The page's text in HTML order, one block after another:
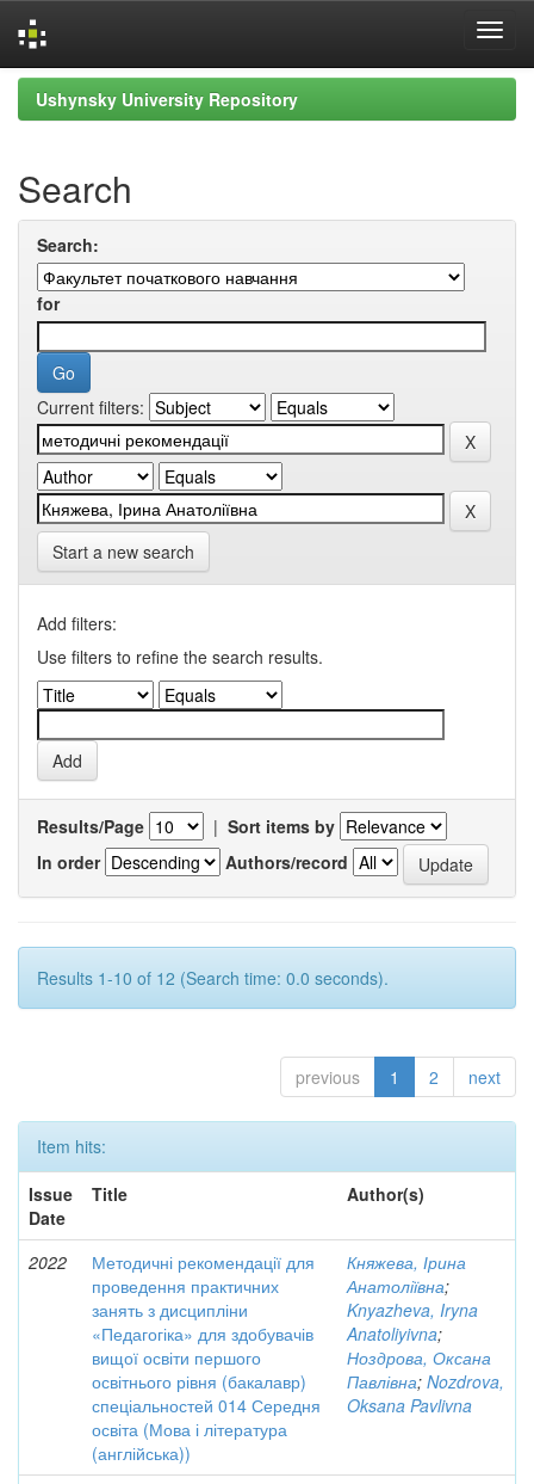
Skip
navigation
Ushynsky University Repository
Search
Search:
for
Current filters:
Start a new search
Add filters:
Use filters to refine the search results.
Results/Page | Sort items by
In order
Authors/record
Results 1-10 of 12 (Search time: 0.0 seconds).
previous 1 2 next
Item hits:
Issue
Date
Title Author(s)
2022
Методичні рекомендації для
проведення практичних
занять з дисципліни
«Педагогіка» для здобувачів
вищої освіти першого
освітнього рівня (бакалавр)
спеціальностей 014 Середня
освіта (Мова і література
(англійська))
Княжева, Ірина
Анатоліївна;
Knyazheva, Iryna
Anatoliyivna;
Ноздрова, Оксана
Павлівна; Nozdrova,
Oksana Pavlivna